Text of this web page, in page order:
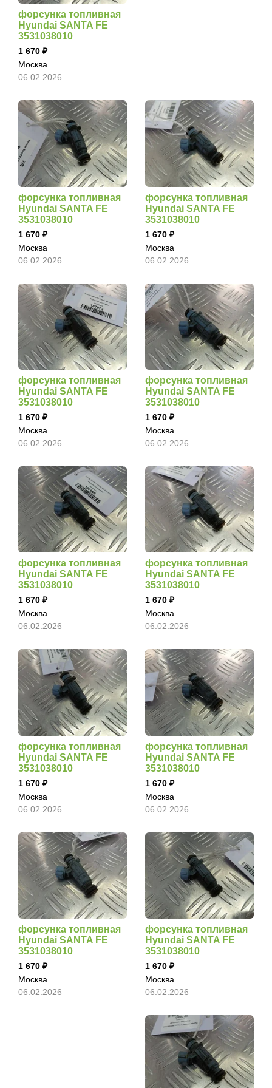
форсунка топливная
Hyundai SANTA FE
3531038010
1 670
Москва
06.02.2026
форсунка топливная
Hyundai SANTA FE
3531038010
1 670
Москва
06.02.2026
форсунка топливная
Hyundai SANTA FE
3531038010
1 670
Москва
06.02.2026
форсунка топливная
Hyundai SANTA FE
3531038010
1 670
Москва
06.02.2026
форсунка топливная
Hyundai SANTA FE
3531038010
1 670
Москва
06.02.2026
форсунка топливная
Hyundai SANTA FE
3531038010
1 670
Москва
06.02.2026
форсунка топливная
Hyundai SANTA FE
3531038010
1 670
Москва
06.02.2026
форсунка топливная
Hyundai SANTA FE
3531038010
1 670
Москва
06.02.2026
форсунка топливная
Hyundai SANTA FE
3531038010
1 670
Москва
06.02.2026
форсунка топливная
Hyundai SANTA FE
3531038010
1 670
Москва
06.02.2026
форсунка топливная
Hyundai SANTA FE
3531038010
1 670
Москва
06.02.2026